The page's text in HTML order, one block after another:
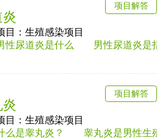
目：生殖感染项目
尿道炎是什么 男性尿道炎是指尿
项目解答
目：生殖感染项目
是睾丸炎？ 睾丸炎是男性生殖系
项目解答